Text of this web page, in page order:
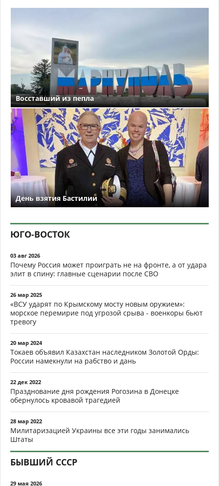
Восставший из пепла
День взятия Бастилии
ЮГО-ВОСТОК
03 авг 2026
Почему Россия может проиграть не на фронте, а от удара
элит в спину: главные сценарии после СВО
26 мар 2025
«ВСУ ударят по Крымскому мосту новым оружием»:
морское перемирие под угрозой срыва - военкоры бьют
тревогу
20 мар 2024
Токаев объявил Казахстан наследником Золотой Орды:
России намекнули на рабство и дань
22 дек 2022
Празднование дня рождения Рогозина в Донецке
обернулось кровавой трагедией
28 мар 2022
Милитаризацией Украины все эти годы занимались
Штаты
БЫВШИЙ СССР
29 мая 2026